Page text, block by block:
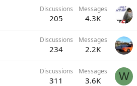
Discussions
205
Messages
4.3K
Discussions
234
Messages
2.2K
Discussions
311
Messages
3.6K W